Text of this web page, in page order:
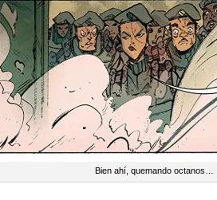
Bien ahí, quemando octanos…